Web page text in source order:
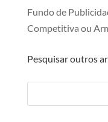
Fundo de
Competitiva ou
Pesquisar outros